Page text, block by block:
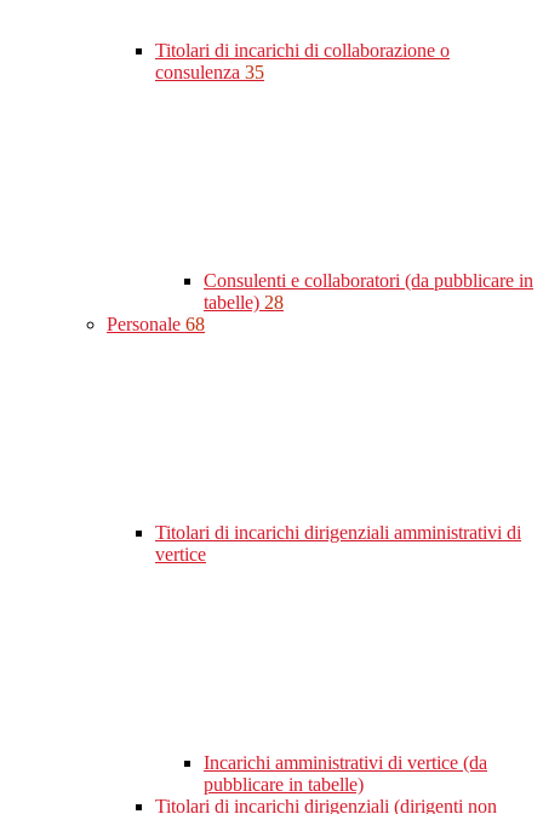
Titolari di incarichi di collaborazione o
consulenza 35
Consulenti e collaboratori (da pubblicare in
tabelle) 28
Personale 68
Titolari di incarichi dirigenziali amministrativi di
vertice
Incarichi amministrativi di vertice (da
pubblicare in tabelle)
Titolari di incarichi dirigenziali (dirigenti non